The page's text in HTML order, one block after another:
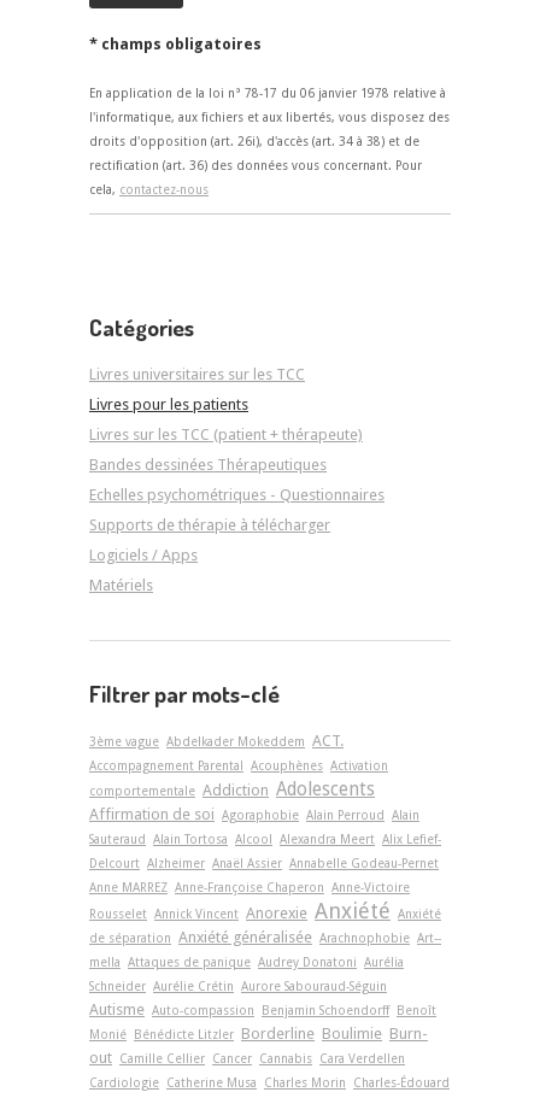
* champs obligatoires
En application de la loi n° 78-17 du 06 janvier 1978 relative à
l'informatique, aux fichiers et aux libertés, vous disposez des
droits d'opposition (art. 26i), d'accès (art. 34 à 38) et de
rectification (art. 36) des données vous concernant. Pour
cela, contactez-nous
Catégories
Livres universitaires sur les TCC
Livres pour les patients
Livres sur les TCC (patient + thérapeute)
Bandes dessinées Thérapeutiques
Echelles psychométriques - Questionnaires
Supports de thérapie à télécharger
Logiciels / Apps
Matériels
Filtrer par mots-clé
3ème vague Abdelkader Mokeddem ACT.
Accompagnement Parental Acouphènes Activation
comportementale Addiction Adolescents
Affirmation de soi Agoraphobie Alain Perroud
Alain
Sauteraud
Alain Tortosa Alcool Alexandra Meert Alix Lefief-
Delcourt Alzheimer Anaël Assier Annabelle Godeau-Pernet
Anne MARREZ Anne-Françoise Chaperon Anne-Victoire
Rousselet Annick Vincent Anorexie Anxiété Anxiété
de séparation Anxiété généralisée Arachnophobie Art-­
mella Attaques de panique Audrey Donatoni Aurélia
Schneider Aurélie Crétin Aurore Sabouraud-Séguin
Autisme Auto-compassion Benjamin Schoendorff
Benoît
Monié
Bénédicte Litzler Borderline Boulimie Burn-
out Camille Cellier Cancer Cannabis Cara Verdellen
Cardiologie Catherine Musa Charles Morin
Charles-Édouard